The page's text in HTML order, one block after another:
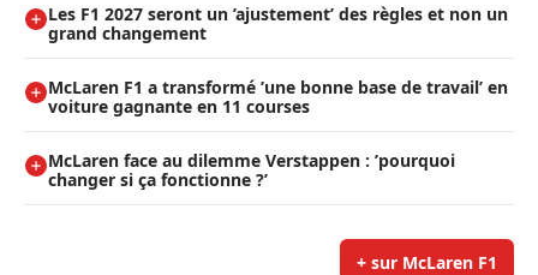
Les F1 2027 seront un ’ajustement’ des règles et non un
grand changement
McLaren F1 a transformé ’une bonne base de travail’ en
voiture gagnante en 11 courses
McLaren face au dilemme Verstappen : ’pourquoi
changer si ça fonctionne ?’
+ sur McLaren F1